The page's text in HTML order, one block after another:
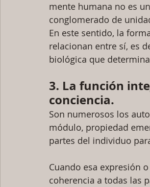
mente humana no es
conglomerado de
En este sentido, la
relacionan entre sí, es
biológica que
3. La función
conciencia.
Son numerosos los
módulo, propiedad
partes del individuo
Cuando esa expresión
coherencia a todas las